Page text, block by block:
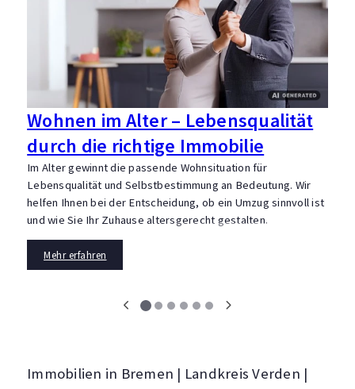
Wohnen im Alter – Lebensqualität
durch die richtige Immobilie
Im Alter gewinnt die passende Wohnsituation für
Lebensqualität und Selbstbestimmung an Bedeutung. Wir
helfen Ihnen bei der Entscheidung, ob ein Umzug sinnvoll ist
und wie Sie Ihr Zuhause altersgerecht gestalten.
Mehr erfahren
Immobilien in Bremen | Landkreis Verden |